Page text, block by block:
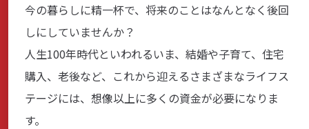
商品・サービス
各種情報・セミナー
今の暮らしに精一杯で、将来のことはなんとなく後回
しにしていませんか？
人生100年時代といわれるいま、結婚や子育て、住宅
購入、老後など、これから迎えるさまざまなライフス
テージには、想像以上に多くの資金が必要になりま
す。